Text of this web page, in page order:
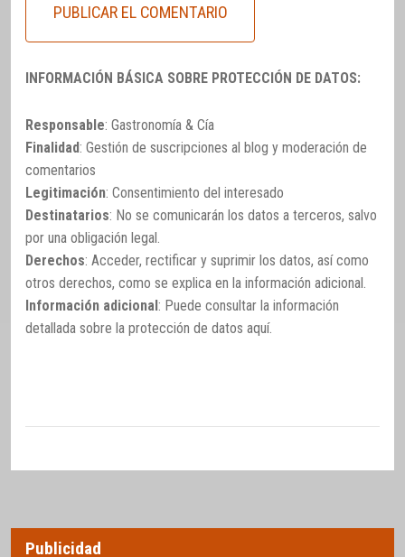
INFORMACIÓN BÁSICA SOBRE PROTECCIÓN DE DATOS:
Responsable: Gastronomía & Cía
Finalidad: Gestión de suscripciones al blog y moderación de
comentarios
Legitimación: Consentimiento del interesado
Destinatarios: No se comunicarán los datos a terceros, salvo
por una obligación legal.
Derechos: Acceder, rectificar y suprimir los datos, así como
otros derechos, como se explica en la información adicional.
Información adicional : Puede consultar la información
detallada sobre la protección de datos aquí.
Publicidad